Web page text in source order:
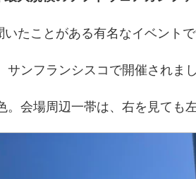
たことがある有名なイベントで
サンフランシスコで開催されまし
会場周辺一帯は、右を見ても